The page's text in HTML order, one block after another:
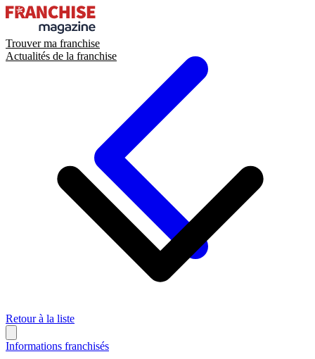
Trouver ma franchise
Actualités de la franchise
Retour à la liste
Informations franchisés